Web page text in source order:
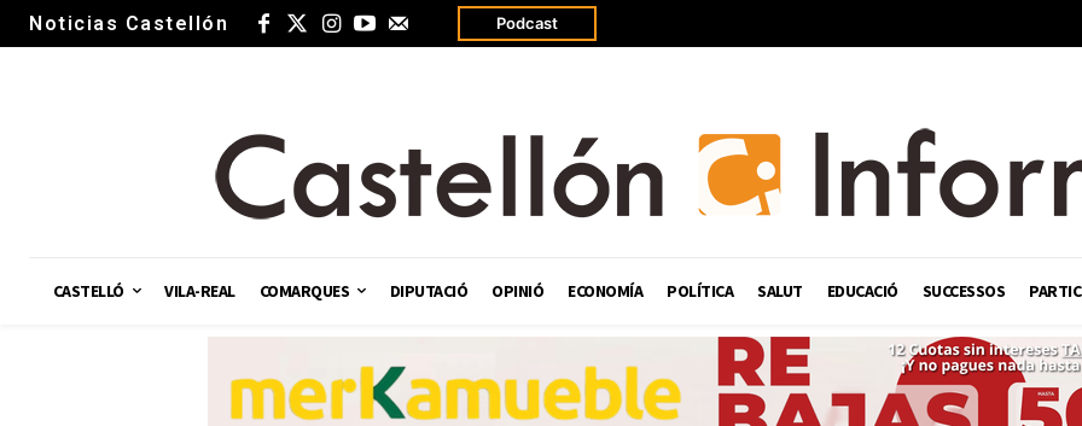
Noticias Castellón Podcast
CASTELLÓ VILA-REAL COMARQUES DIPUTACIÓ OPINIÓ ECONOMÍA POLÍTICA SALUT EDUCACIÓ SUCCESSOS